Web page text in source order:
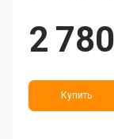
2
Купить